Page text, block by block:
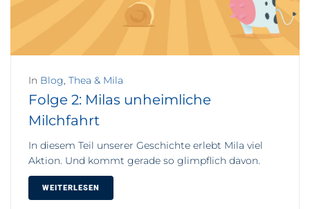
In Blog, Thea & Mila
Folge 2: Milas unheimliche
Milchfahrt
In diesem Teil unserer Geschichte erlebt Mila viel
Aktion. Und kommt gerade so glimpflich davon.
WEITERLESEN